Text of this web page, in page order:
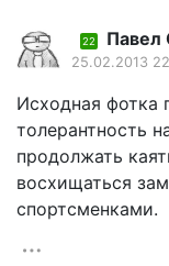
22 Павел
25.02.2013
Исходная фотка
толерантность
продолжать
восхищаться
спортсменками.